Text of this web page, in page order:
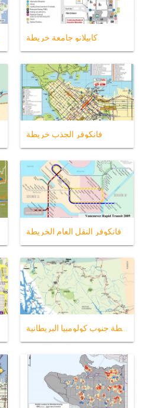
كابيلانو جامعة خريطة
فانكوفر الجذب خريطة
فانكوفر النقل العام الخريطة
خريطة جنوب كولومبيا البريطانية